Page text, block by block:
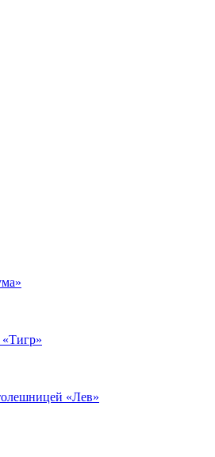
«Тигр»
«Лев»